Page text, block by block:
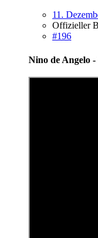
11.
Offizieller
#196
Nino de Angelo